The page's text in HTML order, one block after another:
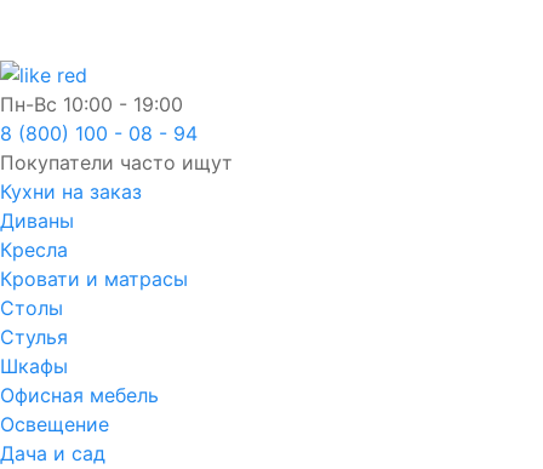
Пн-Вс 10:00 - 19:00
8 (800) 100 - 08 - 94
Покупатели часто ищут
Кухни на заказ
Диваны
Кресла
Кровати и матрасы
Столы
Стулья
Шкафы
Офисная мебель
Освещение
Дача и сад